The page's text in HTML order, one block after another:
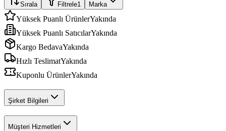
Sırala Filtrele1 Marka
Yüksek Puanlı ÜrünlerYakında
Yüksek Puanlı SatıcılarYakında
Kargo BedavaYakında
Hızlı TeslimatYakında
Kuponlu ÜrünlerYakında
Şirket Bilgileri
Müşteri Hizmetleri